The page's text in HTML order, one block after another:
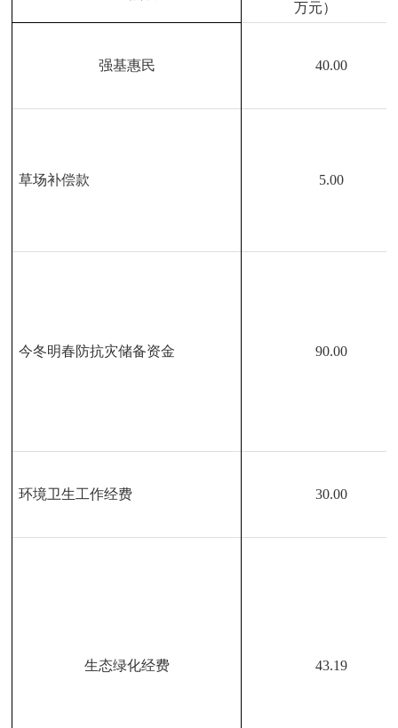
万元）
强基惠民 40.00
草场补偿款 5.00
今冬明春防抗灾储备资金 90.00
环境卫生工作经费 30.00
生态绿化经费
43.19